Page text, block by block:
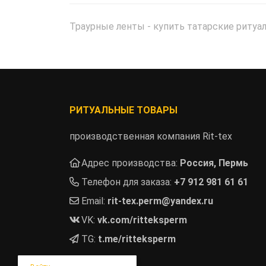
Траурные ленты - купить татарские
РИТУАЛЬНЫЕ ТОВАРЫ
производственная компания Rit-tex
Адрес производства: Россия, Пермь
Телефон для заказа: +7 912 981 61 61
Email: rit-tex.perm@yandex.ru
VK: vk.com/ritteksperm
TG: t.me/ritteksperm